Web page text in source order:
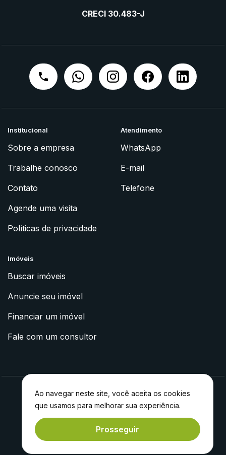
CRECI 30.483-J
Institucional
Sobre a empresa
Trabalhe conosco
Contato
Agende uma visita
Políticas de privacidade
Atendimento
WhatsApp
E-mail
Telefone
Imóveis
Buscar imóveis
Anuncie seu imóvel
Financiar um imóvel
Fale com um consultor
2023 © Apoyo Imóveis
porExperiment®
Ao navegar neste site, você aceita os cookies
que usamos para melhorar sua experiência.
Prosseguir